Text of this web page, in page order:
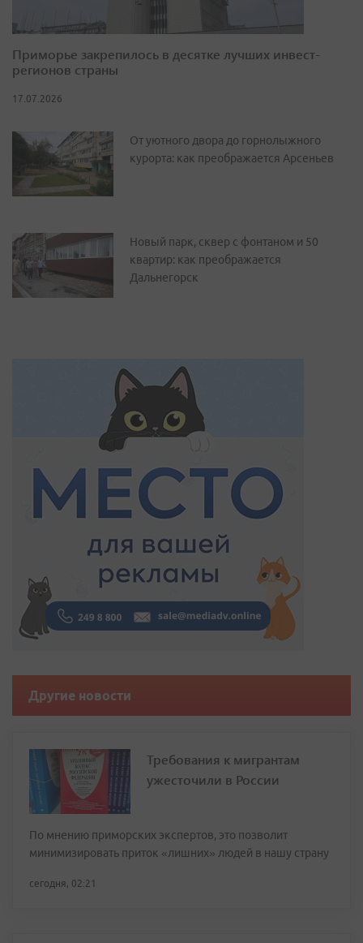
Приморье закрепилось в десятке лучших инвест-
регионов страны
17.07.2026
От уютного двора до горнолыжного
курорта: как преображается Арсеньев
Новый парк, сквер с фонтаном и 50
квартир: как преображается
Дальнегорск
Другие новости
Требования к мигрантам
ужесточили в России
По мнению приморских экспертов, это позволит
минимизировать приток «лишних» людей в нашу страну
сегодня, 02:21